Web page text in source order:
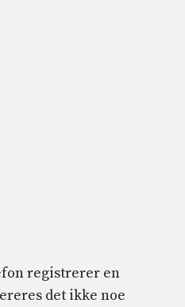
registrerer en
det ikke noe